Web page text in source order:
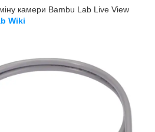
камери Bambu Lab Live View
Wiki